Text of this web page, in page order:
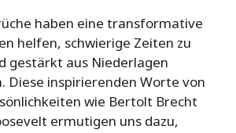
haben eine transformative
helfen, schwierige Zeiten zu
gestärkt aus Niederlagen
Diese inspirierenden Worte von
wie Bertolt Brecht
ermutigen uns dazu,